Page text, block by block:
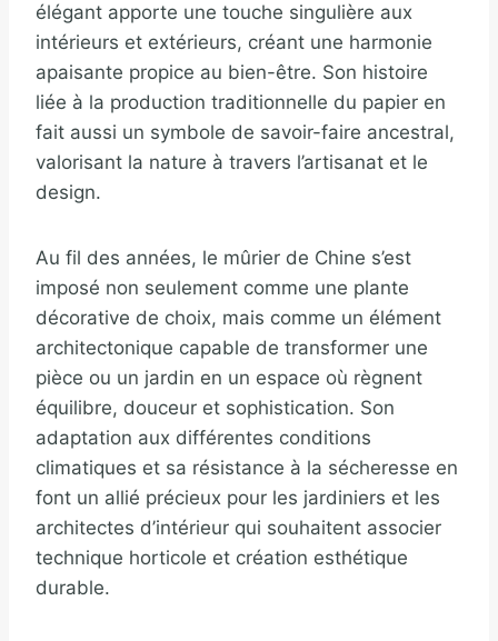
élégant apporte une touche singulière aux
intérieurs et extérieurs, créant une harmonie
apaisante propice au bien-être. Son histoire
liée à la production traditionnelle du papier en
fait aussi un symbole de savoir-faire ancestral,
valorisant la nature à travers l’artisanat et le
design.
Au fil des années, le mûrier de Chine s’est
imposé non seulement comme une plante
décorative de choix, mais comme un élément
architectonique capable de transformer une
pièce ou un jardin en un espace où règnent
équilibre, douceur et sophistication. Son
adaptation aux différentes conditions
climatiques et sa résistance à la sécheresse en
font un allié précieux pour les jardiniers et les
architectes d’intérieur qui souhaitent associer
technique horticole et création esthétique
durable.